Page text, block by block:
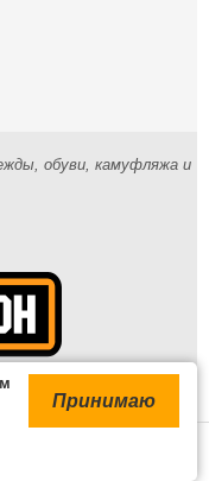
обуви, камуфляжа и
Принимаю